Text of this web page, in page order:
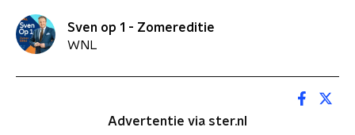
Sven op 1 - Zomereditie
WNL
Advertentie via ster.nl